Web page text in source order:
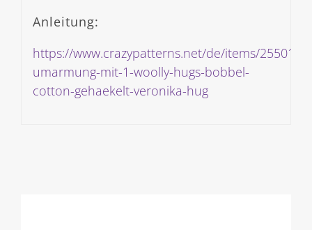
Anleitung:
https://www.crazypatterns.net/de/items/25501/
umarmung-mit-1-woolly-hugs-bobbel-
cotton-gehaekelt-veronika-hug